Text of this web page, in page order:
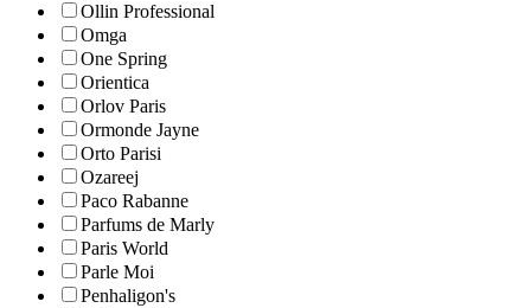
Ollin Professional
Omga
One Spring
Orientica
Orlov Paris
Ormonde Jayne
Orto Parisi
Ozareej
Paco Rabanne
Parfums de Marly
Paris World
Parle Moi
Penhaligon's